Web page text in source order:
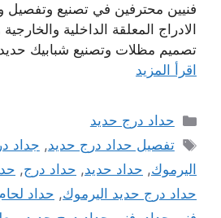
فنيين محترفين في تصنيع وتفصيل
الادراج المعلقة الداخلية
تصميم مظلات وتصنيع شبابيك
اقرأ المزيد
التصنيفات
حداد درج حديد
الوسوم
تفصيل حداد درج حديد, جداد
اليرموك, حداد حديد, حداد درج,
حداد درج حديد اليرموك, حداد